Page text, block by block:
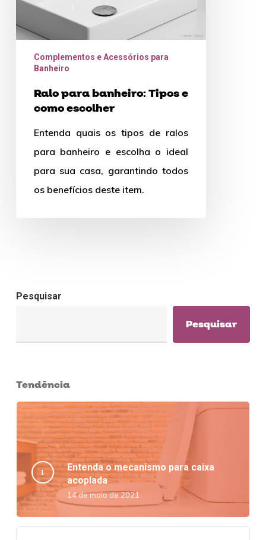
Complementos e Acessórios para
Banheiro
Ralo para banheiro: Tipos e
como escolher
Entenda quais os tipos de ralos
para banheiro e escolha o ideal
para sua casa, garantindo todos
os benefícios deste item.
Pesquisar
Pesquisar
Tendência
Entenda o mecanismo para caixa
acoplada
14 de maio de 2021